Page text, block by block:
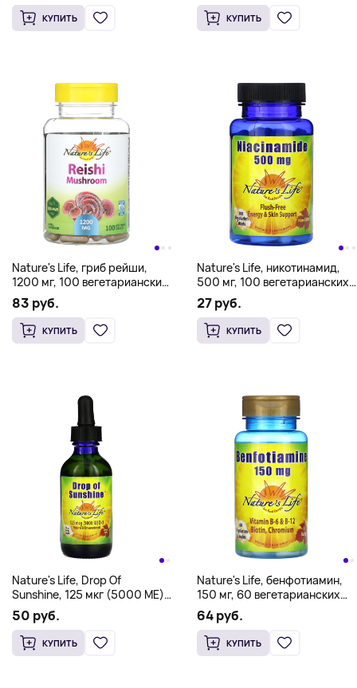
КУПИТЬ КУПИТЬ
Nature's Life, гриб рейши,
1200 мг, 100 вегетарианских
капсул (600 мг в 1 капсуле)
83 руб.
КУПИТЬ
Nature's Life, никотинамид,
500 мг, 100 вегетарианских
таблеток
27 руб.
КУПИТЬ
Nature's Life, Drop Of
Sunshine, 125 мкг (5000 МЕ),
60 мл (2 жидк. унц.)
50 руб.
КУПИТЬ
Nature's Life, бенфотиамин,
150 мг, 60 вегетарианских
капсул
64 руб.
КУПИТЬ